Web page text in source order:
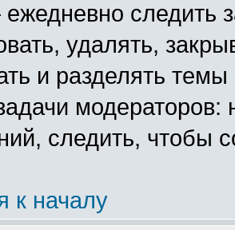
следить
удалять,
и разделять
следить, чтобы
к началу